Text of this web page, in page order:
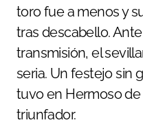
toro fue a menos y
tras descabello.
transmisión, el
seria. Un festejo sin
tuvo en Hermoso
triunfador.